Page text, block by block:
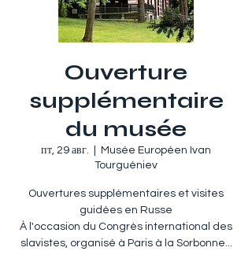
Ouverture
supplémentaire
du musée
пт, 29 авг.
Musée Européen Ivan
Tourguéniev
Ouvertures supplémentaires et visites
guidées en Russe
À l'occasion du Congrès international des
slavistes, organisé à Paris à la Sorbonne...